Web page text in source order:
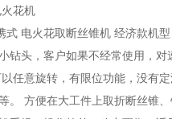
花机
电火花取断丝锥机 经济款机
钻头，客户如果不经常使用，对
任意旋转，有限位功能，没有
。 方便在大工件上取折断丝锥、